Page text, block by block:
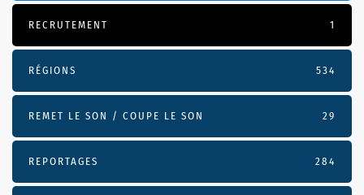
RECRUTEMENT 1
RÉGIONS 534
REMET LE SON / COUPE LE SON 29
REPORTAGES 284